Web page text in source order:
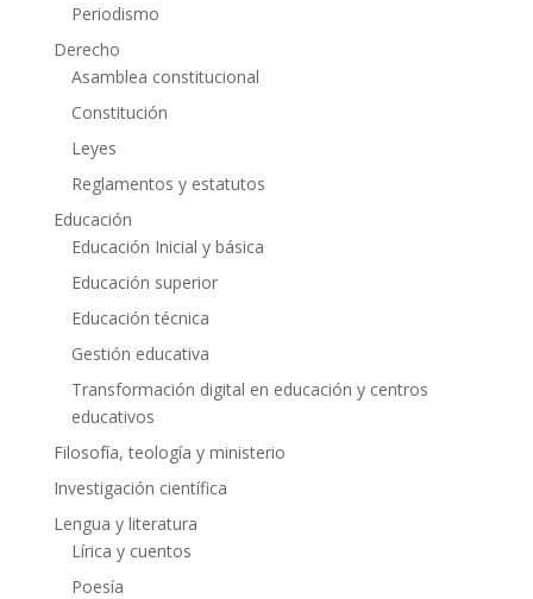
Periodismo
Derecho
Asamblea constitucional
Constitución
Leyes
Reglamentos y estatutos
Educación
Educación Inicial y básica
Educación superior
Educación técnica
Gestión educativa
Transformación digital en educación y centros
educativos
Filosofía, teología y ministerio
Investigación científica
Lengua y literatura
Lírica y cuentos
Poesía